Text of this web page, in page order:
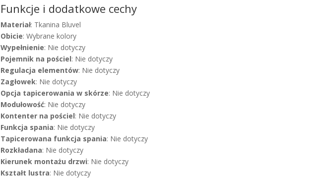
Funkcje i dodatkowe cechy
Materiał: Tkanina Bluvel
Obicie: Wybrane kolory
Wypełnienie: Nie dotyczy
Pojemnik na pościel: Nie dotyczy
Regulacja elementów: Nie dotyczy
Zagłowek: Nie dotyczy
Opcja tapicerowania w skórze: Nie dotyczy
Modułowość: Nie dotyczy
Kontenter na pościel: Nie dotyczy
Funkcja spania: Nie dotyczy
Tapicerowana funkcja spania: Nie dotyczy
Rozkładana: Nie dotyczy
Kierunek montażu drzwi: Nie dotyczy
Kształt lustra: Nie dotyczy